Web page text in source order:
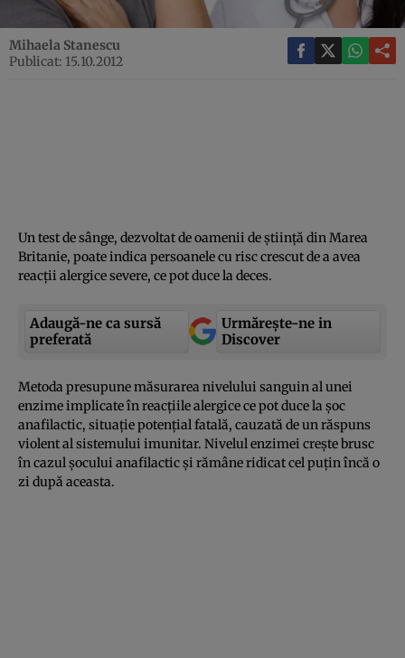
Mihaela Stanescu
Publicat: 15.10.2012
Un test de sânge, dezvoltat de oamenii de ştiinţă din Marea
Britanie, poate indica persoanele cu risc crescut de a avea
reacţii alergice severe, ce pot duce la deces.
Adaugă-ne ca sursă
preferată
Urmărește-ne in
Discover
Metoda presupune măsurarea nivelului sanguin al unei
enzime implicate în reacţiile alergice ce pot duce la şoc
anafilactic, situaţie potenţial fatală, cauzată de un răspuns
violent al sistemului imunitar. Nivelul enzimei creşte brusc
în cazul şocului anafilactic şi rămâne ridicat cel puţin încă o
zi după aceasta.